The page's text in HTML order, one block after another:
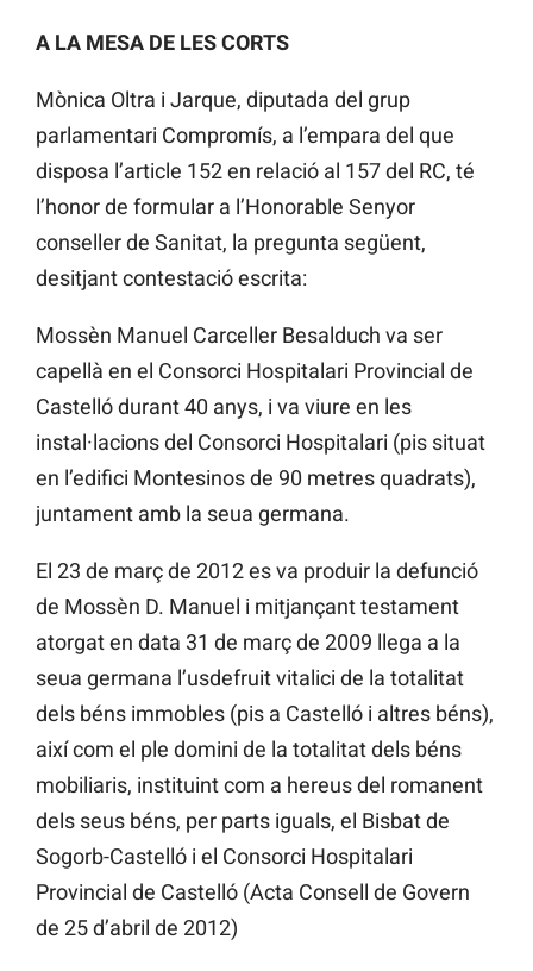
A LA MESA DE LES CORTS
Mònica Oltra i Jarque, diputada del grup
parlamentari Compromís, a l’empara del que
disposa l’article 152 en relació al 157 del RC, té
l’honor de formular a l’Honorable Senyor
conseller de Sanitat, la pregunta següent,
desitjant contestació escrita:
Mossèn Manuel Carceller Besalduch va ser
capellà en el Consorci Hospitalari Provincial de
Castelló durant 40 anys, i va viure en les
instal·lacions del Consorci Hospitalari (pis situat
en l’edifici Montesinos de 90 metres quadrats),
juntament amb la seua germana.
El 23 de març de 2012 es va produir la defunció
de Mossèn D. Manuel i mitjançant testament
atorgat en data 31 de març de 2009 llega a la
seua germana l’usdefruit vitalici de la totalitat
dels béns immobles (pis a Castelló i altres béns),
així com el ple domini de la totalitat dels béns
mobiliaris, instituint com a hereus del romanent
dels seus béns, per parts iguals, el Bisbat de
Sogorb-Castelló i el Consorci Hospitalari
Provincial de Castelló (Acta Consell de Govern
de 25 d’abril de 2012)